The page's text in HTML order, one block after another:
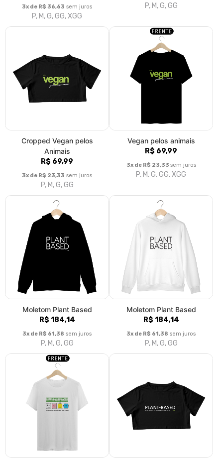
3x de R$ 36,63 sem juros
P, M, G, GG, XGG
P, M, G, GG
Cropped Vegan pelos
Animais
R$ 69,99
3x de R$ 23,33 sem juros
P, M, G, GG
Vegan pelos animais
R$ 69,99
3x de R$ 23,33 sem juros
P, M, G, GG, XGG
Moletom Plant Based
R$ 184,14
3x de R$ 61,38 sem juros
P, M, G, GG
Moletom Plant Based
R$ 184,14
3x de R$ 61,38 sem juros
P, M, G, GG